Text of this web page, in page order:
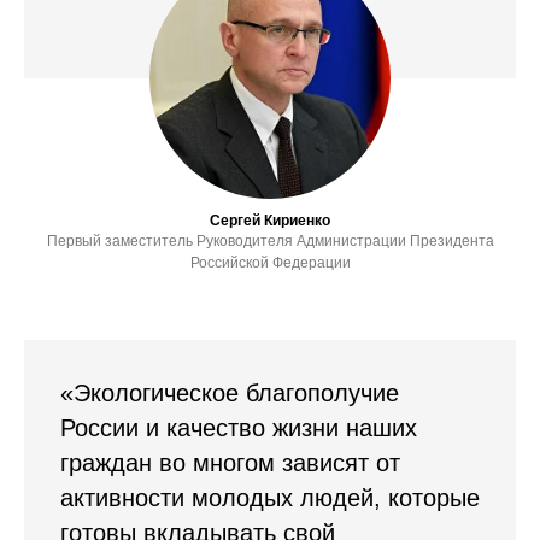
Сергей Кириенко
Первый заместитель Руководителя Администрации Президента
Российской Федерации
«Экологическое благополучие
России и качество жизни наших
граждан во многом зависят от
активности молодых людей, которые
готовы вкладывать свой